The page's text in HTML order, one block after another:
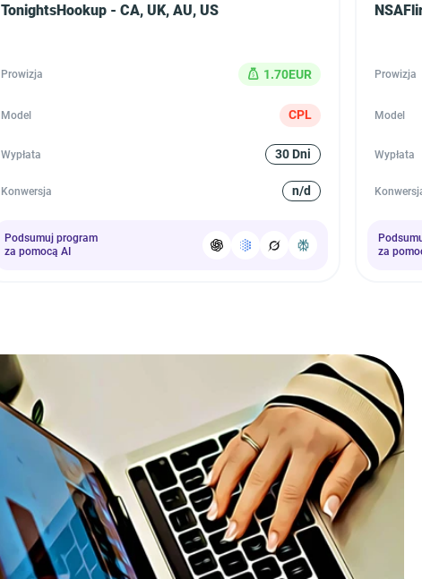
TonightsHookup - CA, UK, AU, US
Prowizja 1.70EUR
Model CPL
Wypłata 30 Dni
Konwersja n/d
Podsumuj program
za pomocą AI
Prowizja
Model
Wypłata
za